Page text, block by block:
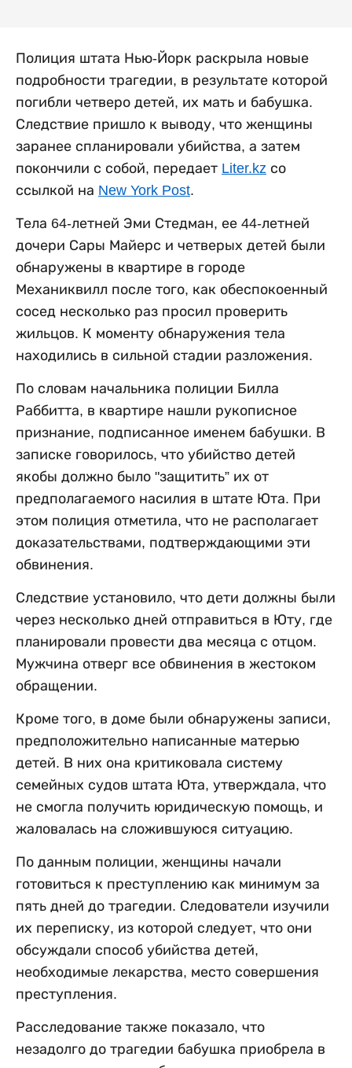
Полиция штата Нью-Йорк раскрыла новые
подробности трагедии, в результате которой
погибли четверо детей, их мать и бабушка.
Следствие пришло к выводу, что женщины
заранее спланировали убийства, а затем
покончили с собой, передает Liter.kz со
ссылкой на New York Post.
Тела 64-летней Эми Стедман, ее 44-летней
дочери Сары Майерс и четверых детей были
обнаружены в квартире в городе
Механиквилл после того, как обеспокоенный
сосед несколько раз просил проверить
жильцов. К моменту обнаружения тела
находились в сильной стадии разложения.
По словам начальника полиции Билла
Раббитта, в квартире нашли рукописное
признание, подписанное именем бабушки. В
записке говорилось, что убийство детей
якобы должно было "защитить” их от
предполагаемого насилия в штате Юта. При
этом полиция отметила, что не располагает
доказательствами, подтверждающими эти
обвинения.
Следствие установило, что дети должны были
через несколько дней отправиться в Юту, где
планировали провести два месяца с отцом.
Мужчина отверг все обвинения в жестоком
обращении.
Кроме того, в доме были обнаружены записи,
предположительно написанные матерью
детей. В них она критиковала систему
семейных судов штата Юта, утверждала, что
не смогла получить юридическую помощь, и
жаловалась на сложившуюся ситуацию.
По данным полиции, женщины начали
готовиться к преступлению как минимум за
пять дней до трагедии. Следователи изучили
их переписку, из которой следует, что они
обсуждали способ убийства детей,
необходимые лекарства, место совершения
преступления.
Расследование также показало, что
незадолго до трагедии бабушка приобрела в